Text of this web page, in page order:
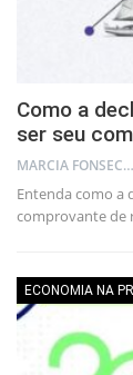
Como a
ser seu
MARCIA FONSECA - FINANCIAL CONSULTANT
Entenda como a
comprovante de
ECONOMIA NA